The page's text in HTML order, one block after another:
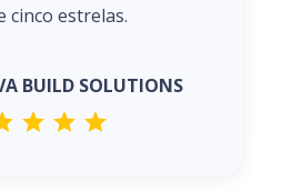
cinco estrelas.
BUILD SOLUTIONS